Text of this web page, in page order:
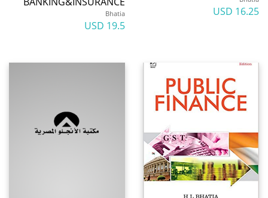
16.25 USD
Bhatia
19.5 USD